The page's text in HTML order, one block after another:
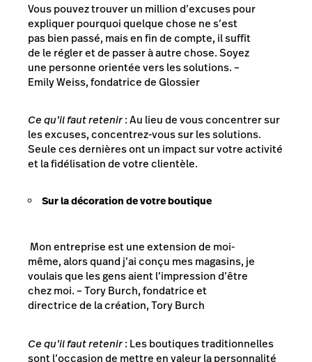
Vous pouvez trouver un million d’excuses pour
expliquer pourquoi quelque chose ne s’est
pas bien passé, mais en fin de compte, il suffit
de le régler et de passer à autre chose. Soyez
une personne orientée vers les solutions.–
Emily Weiss, fondatrice de Glossier
Ce qu’il faut retenir: Au lieu de vous concentrer sur
les excuses, concentrez-vous sur les solutions.
Seule ces dernières ont un impact sur votre activité
et la fidélisation de votre clientèle.
Sur la décoration de votre boutique
Mon entreprise est une extension de moi-
même, alors quand j’ai conçu mes magasins, je
voulais que les gens aient l’impression d’être
chez moi.– Tory Burch, fondatrice et
directrice de la création, Tory Burch
Ce qu’il faut retenir: Les boutiques traditionnelles
sont l’occasion de mettre en valeur la personnalité